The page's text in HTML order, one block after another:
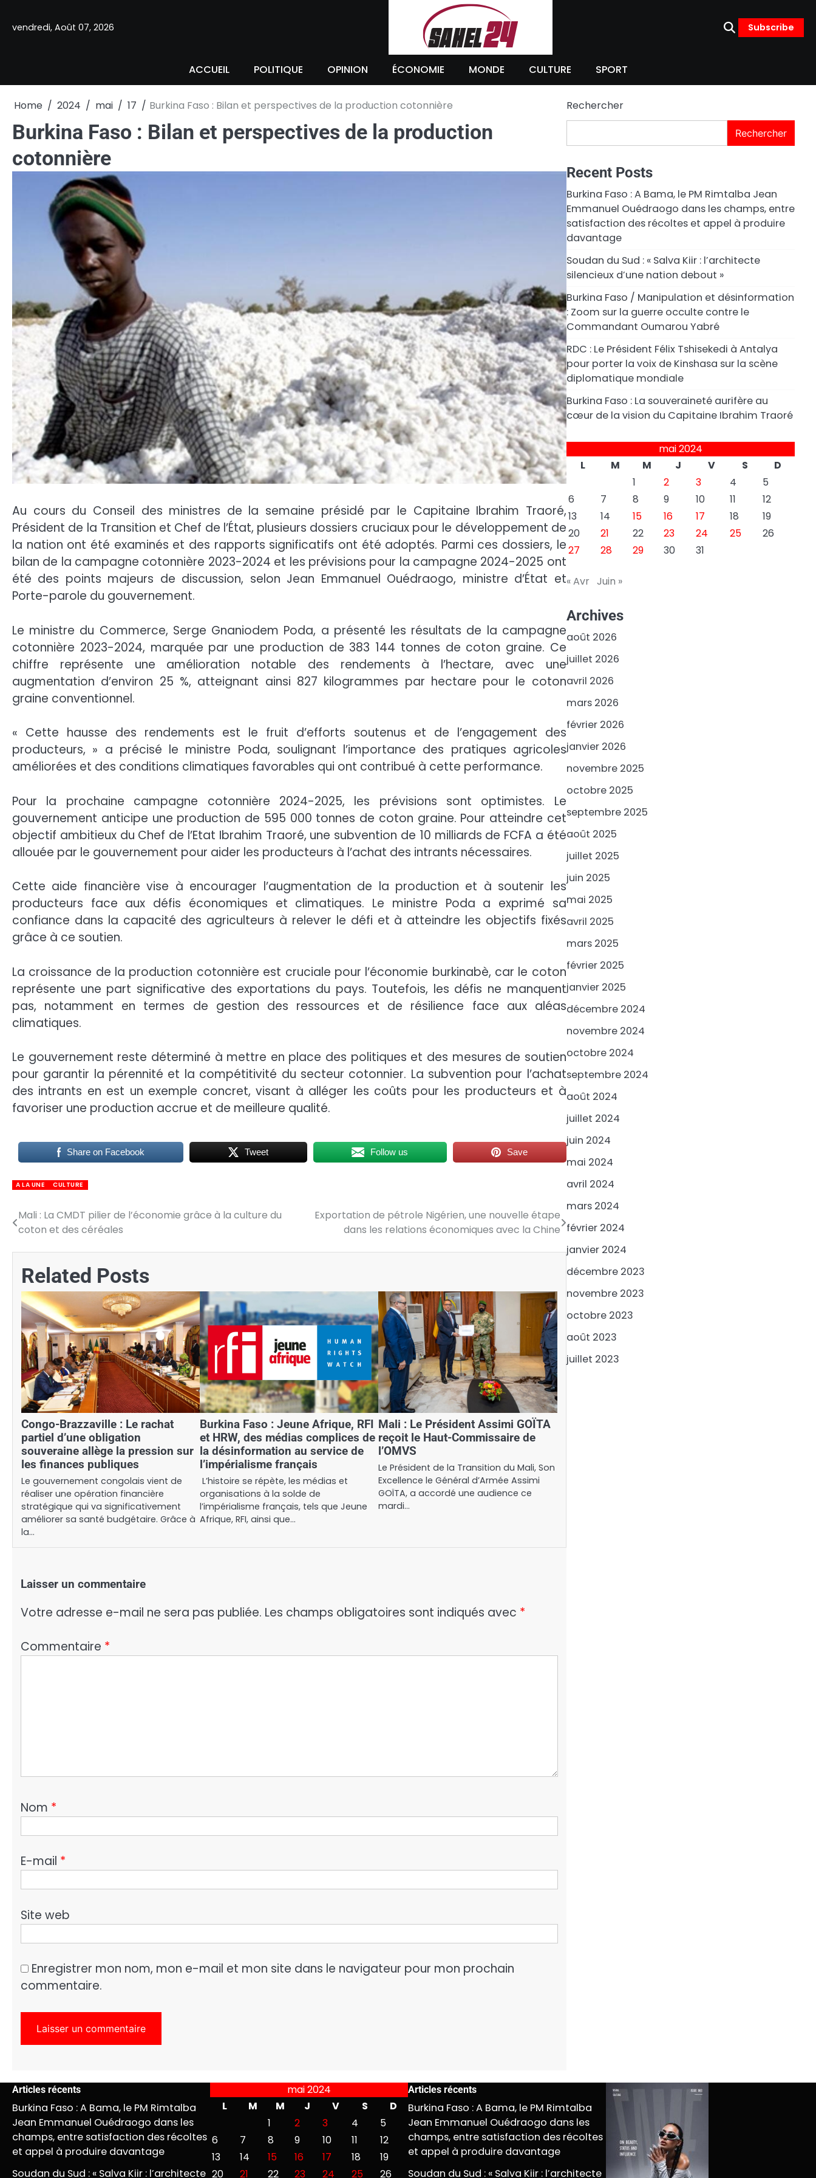
vendredi, Août 07, 2026 Subscribe
ACCUEIL POLITIQUE OPINION ÉCONOMIE MONDE CULTURE SPORT
Home 2024 mai 17 Burkina Faso : Bilan et perspectives de la production cotonnière
Burkina Faso : Bilan et perspectives de la production
cotonnière
Au cours du Conseil des ministres de la semaine présidé par le Capitaine Ibrahim Traoré,
Président de la Transition et Chef de l’État, plusieurs dossiers cruciaux pour le développement de
la nation ont été examinés et des rapports significatifs ont été adoptés. Parmi ces dossiers, le
bilan de la campagne cotonnière 2023-2024 et les prévisions pour la campagne 2024-2025 ont
été des points majeurs de discussion, selon Jean Emmanuel Ouédraogo, ministre d’État et
Porte-parole du gouvernement.
Le ministre du Commerce, Serge Gnaniodem Poda, a présenté les résultats de la campagne
cotonnière 2023-2024, marquée par une production de 383 144 tonnes de coton graine. Ce
chiffre représente une amélioration notable des rendements à l’hectare, avec une
augmentation d’environ 25 %, atteignant ainsi 827 kilogrammes par hectare pour le coton
graine conventionnel.
« Cette hausse des rendements est le fruit d’efforts soutenus et de l’engagement des
producteurs, » a précisé le ministre Poda, soulignant l’importance des pratiques agricoles
améliorées et des conditions climatiques favorables qui ont contribué à cette performance.
Pour la prochaine campagne cotonnière 2024-2025, les prévisions sont optimistes. Le
gouvernement anticipe une production de 595 000 tonnes de coton graine. Pour atteindre cet
objectif ambitieux du Chef de l’Etat Ibrahim Traoré, une subvention de 10 milliards de FCFA a été
allouée par le gouvernement pour aider les producteurs à l’achat des intrants nécessaires.
Cette aide financière vise à encourager l’augmentation de la production et à soutenir les
producteurs face aux défis économiques et climatiques. Le ministre Poda a exprimé sa
confiance dans la capacité des agriculteurs à relever le défi et à atteindre les objectifs fixés
grâce à ce soutien.
La croissance de la production cotonnière est cruciale pour l’économie burkinabè, car le coton
représente une part significative des exportations du pays. Toutefois, les défis ne manquent
pas, notamment en termes de gestion des ressources et de résilience face aux aléas
climatiques.
Le gouvernement reste déterminé à mettre en place des politiques et des mesures de soutien
pour garantir la pérennité et la compétitivité du secteur cotonnier. La subvention pour l’achat
des intrants en est un exemple concret, visant à alléger les coûts pour les producteurs et à
favoriser une production accrue et de meilleure qualité.
Share on Facebook Tweet Follow us Save
A LA UNE CULTURE
Navigation
Mali : La CMDT pilier de l’économie grâce à la culture du
coton et des céréales
Exportation de pétrole Nigérien, une nouvelle étape
dans les relations économiques avec la Chine
Related Posts
Congo-Brazzaville : Le rachat
partiel d’une obligation
souveraine allège la pression sur
les finances publiques
Le gouvernement congolais vient de
réaliser une opération financière
stratégique qui va significativement
améliorer sa santé budgétaire. Grâce à
la…
Burkina Faso : Jeune Afrique, RFI
et HRW, des médias complices de
la désinformation au service de
l’impérialisme français
L’histoire se répète, les médias et
organisations à la solde de
l’impérialisme français, tels que Jeune
Afrique, RFI, ainsi que…
Mali : Le Président Assimi GOÏTA
reçoit le Haut-Commissaire de
l’OMVS
Le Président de la Transition du Mali, Son
Excellence le Général d’Armée Assimi
GOÏTA, a accordé une audience ce
mardi…
Laisser un commentaire
Votre adresse e-mail ne sera pas publiée. Les champs obligatoires sont indiqués avec *
Commentaire *
Nom *
E-mail *
Site web
Enregistrer mon nom, mon e-mail et mon site dans le navigateur pour mon prochain
commentaire.
Rechercher
Rechercher
Recent Posts
Burkina Faso : A Bama, le PM Rimtalba Jean
Emmanuel Ouédraogo dans les champs, entre
satisfaction des récoltes et appel à produire
davantage
Soudan du Sud : « Salva Kiir : l’architecte
silencieux d’une nation debout »
Burkina Faso / Manipulation et désinformation
: Zoom sur la guerre occulte contre le
Commandant Oumarou Yabré
RDC : Le Président Félix Tshisekedi à Antalya
pour porter la voix de Kinshasa sur la scène
diplomatique mondiale
Burkina Faso : La souveraineté aurifère au
cœur de la vision du Capitaine Ibrahim Traoré
mai 2024
L
M M J V S
D
1
2 3 4
5
6
7 8 9 10 11
12
13
14 15 16 17 18
19
20
21 22 23 24 25
26
27
28 29 30 31
« Avr Juin »
Archives
août 2026
juillet 2026
avril 2026
mars 2026
février 2026
janvier 2026
novembre 2025
octobre 2025
septembre 2025
août 2025
juillet 2025
juin 2025
mai 2025
avril 2025
mars 2025
février 2025
janvier 2025
décembre 2024
novembre 2024
octobre 2024
septembre 2024
août 2024
juillet 2024
juin 2024
mai 2024
avril 2024
mars 2024
février 2024
janvier 2024
décembre 2023
novembre 2023
octobre 2023
août 2023
juillet 2023
Articles récents
Burkina Faso : A Bama, le PM Rimtalba
Jean Emmanuel Ouédraogo dans les
champs, entre satisfaction des récoltes
et appel à produire davantage
Soudan du Sud : « Salva Kiir : l’architecte
mai 2024
L
M M J V S
D
1
2 3 4
5
6
7 8 9 10 11
12
13
14 15 16 17 18
19
20
21 22 23 24 25 26
Articles récents
Burkina Faso : A Bama, le PM Rimtalba
Jean Emmanuel Ouédraogo dans les
champs, entre satisfaction des récoltes
et appel à produire davantage
Soudan du Sud : « Salva Kiir : l’architecte